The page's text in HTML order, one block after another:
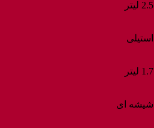
2.5 لیتر
استیلی
1.7 لیتر
شیشه ای